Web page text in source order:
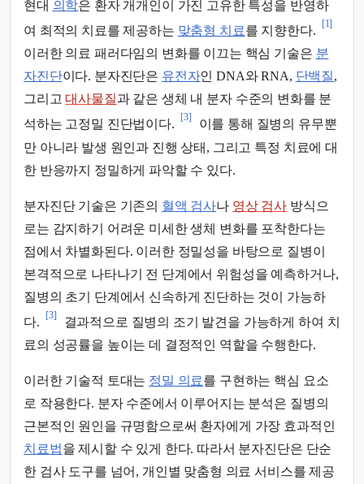
현대 의학은 환자 개개인이 가진 고유한 특성을 반영하
여 최적의 치료를 제공하는 맞춤형 치료를 지향한다.
[1]
이러한 의료 패러다임의 변화를 이끄는 핵심 기술은 분
자진단이다. 분자진단은 유전자인 DNA와 RNA, 단백질,
그리고대사물질과 같은 생체 내 분자 수준의 변화를 분
석하는 고정밀 진단법이다.
[3]
이를 통해 질병의 유무뿐
만 아니라 발생 원인과 진행 상태, 그리고 특정 치료에 대
한 반응까지 정밀하게 파악할 수 있다.
분자진단 기술은 기존의 혈액 검사나 영상 검사 방식으
로는 감지하기 어려운 미세한 생체 변화를 포착한다는
점에서 차별화된다. 이러한 정밀성을 바탕으로 질병이
본격적으로 나타나기 전 단계에서 위험성을 예측하거나,
질병의 초기 단계에서 신속하게 진단하는 것이 가능하
다.
[3]
결과적으로 질병의 조기 발견을 가능하게 하여 치
료의 성공률을 높이는 데 결정적인 역할을 수행한다.
이러한 기술적 토대는 정밀 의료를 구현하는 핵심 요소
로 작용한다. 분자 수준에서 이루어지는 분석은 질병의
근본적인 원인을 규명함으로써 환자에게 가장 효과적인
치료법을 제시할 수 있게 한다. 따라서 분자진단은 단순
한 검사 도구를 넘어, 개인별 맞춤형 의료 서비스를 제공